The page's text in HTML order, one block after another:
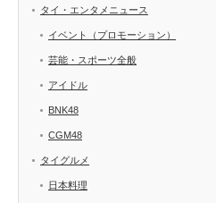
タイ・エンタメニュース
イベント（プロモーション）
芸能・スポーツ全般
アイドル
BNK48
CGM48
タイグルメ
日本料理